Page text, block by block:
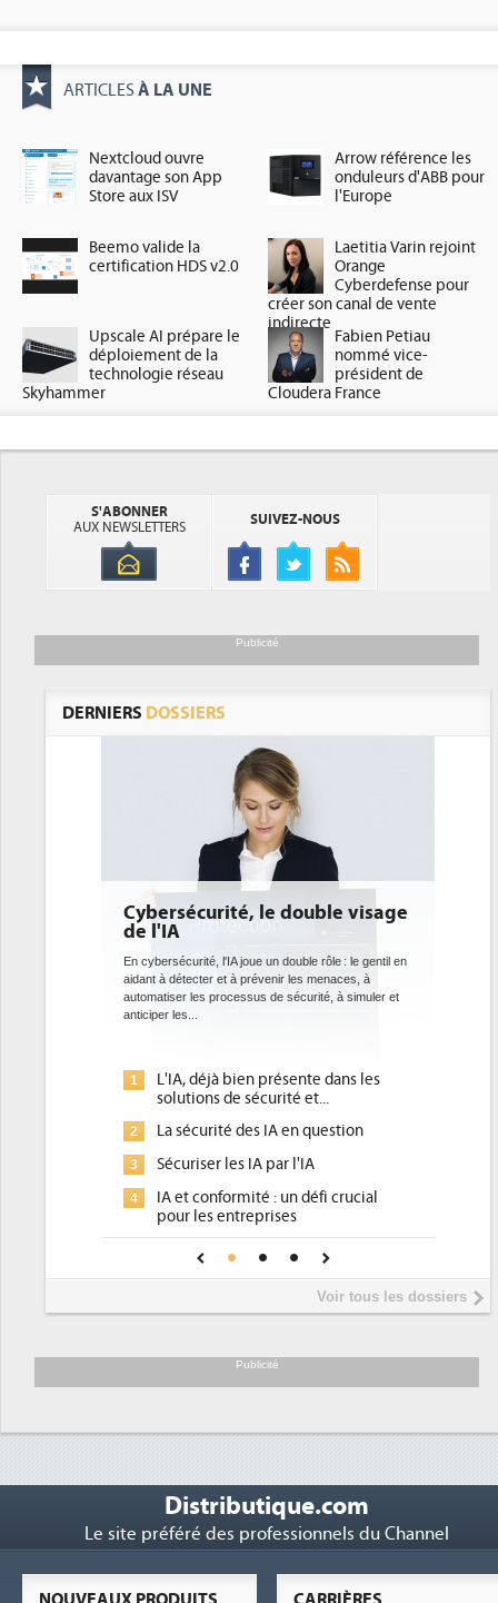
ARTICLES À LA UNE
Nextcloud ouvre
davantage son App
Store aux ISV
Arrow référence les
onduleurs d'ABB pour
l'Europe
Beemo valide la
certification HDS v2.0
Laetitia Varin rejoint
Orange
Cyberdefense pour
créer son canal de vente
indirecte
Upscale AI prépare le
déploiement de la
technologie réseau
Skyhammer
Fabien Petiau
nommé vice-
président de
Cloudera France
S'ABONNER
AUX NEWSLETTERS
SUIVEZ-NOUS
Publicité
DERNIERS DOSSIERS
Cybersécurité, le double visage
de l'IA
En cybersécurité, l'IA joue un double rôle : le gentil en
aidant à détecter et à prévenir les menaces, à
automatiser les processus de sécurité, à simuler et
anticiper les...
L'IA, déjà bien présente dans les
solutions de sécurité et...
La sécurité des IA en question
Sécuriser les IA par l'IA
IA et conformité : un défi crucial
pour les entreprises
Une IA de confiance pour une IA
Voir tous les dossiers
Publicité
Distributique.com
Le site préféré des professionnels du Channel